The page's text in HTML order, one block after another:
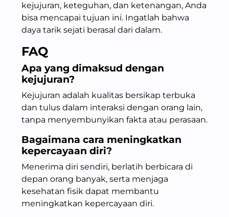
kejujuran, keteguhan, dan ketenangan, Anda
bisa mencapai tujuan ini. Ingatlah bahwa
daya tarik sejati berasal dari dalam.
FAQ
Apa yang dimaksud dengan
kejujuran?
Kejujuran adalah kualitas bersikap terbuka
dan tulus dalam interaksi dengan orang lain,
tanpa menyembunyikan fakta atau perasaan.
Bagaimana cara meningkatkan
kepercayaan diri?
Menerima diri sendiri, berlatih berbicara di
depan orang banyak, serta menjaga
kesehatan fisik dapat membantu
meningkatkan kepercayaan diri.